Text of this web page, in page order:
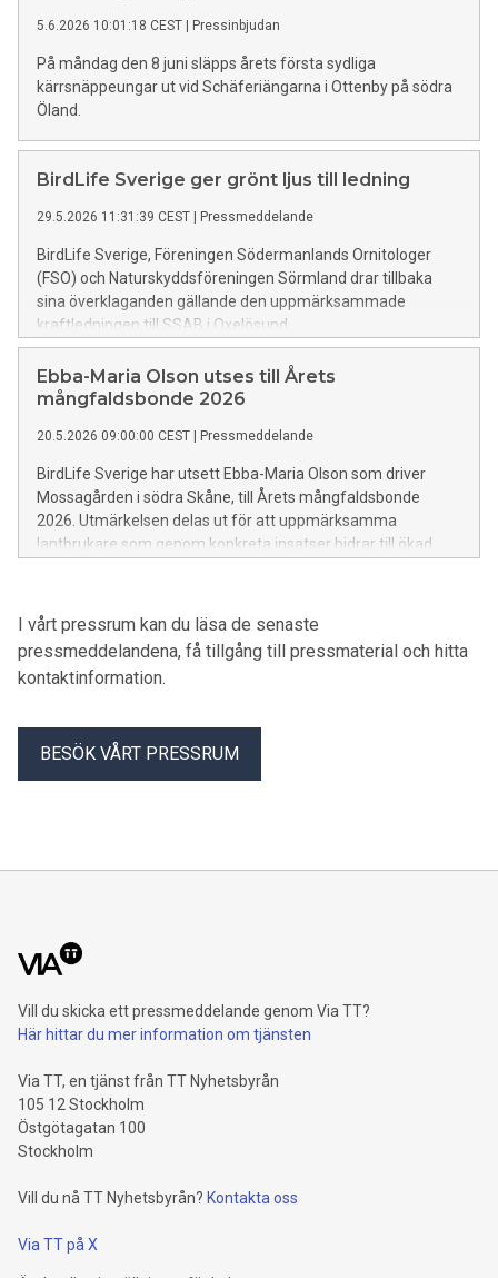
5.6.2026 10:01:18 CEST Pressinbjudan
På måndag den 8 juni släpps årets första sydliga
kärrsnäppeungar ut vid Schäferiängarna i Ottenby på södra
Öland.
BirdLife Sverige ger grönt ljus till ledning
29.5.2026 11:31:39 CEST Pressmeddelande
BirdLife Sverige, Föreningen Södermanlands Ornitologer
(FSO) och Naturskyddsföreningen Sörmland drar tillbaka
sina överklaganden gällande den uppmärksammade
kraftledningen till SSAB i Oxelösund.
Ebba-Maria Olson utses till Årets
mångfaldsbonde 2026
20.5.2026 09:00:00 CEST Pressmeddelande
BirdLife Sverige har utsett Ebba-Maria Olson som driver
Mossagården i södra Skåne, till Årets mångfaldsbonde
2026. Utmärkelsen delas ut för att uppmärksamma
lantbrukare som genom konkreta insatser bidrar till ökad
naturen. Då får vi både livskraftiga ekosystem och hållbar
matproduktion, säger Ebba-Maria Olson.
I vårt pressrum kan du läsa de senaste
pressmeddelandena, få tillgång till pressmaterial och hitta
kontaktinformation.
BESÖK VÅRT PRESSRUM
Vill du skicka ett pressmeddelande genom Via TT?
Här hittar du mer information om tjänsten
Via TT, en tjänst från TT Nyhetsbyrån
105 12 Stockholm
Östgötagatan 100
Stockholm
Vill du nå TT Nyhetsbyrån? Kontakta oss
Via TT på X